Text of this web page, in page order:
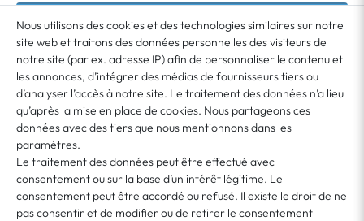
S’ABONNER À LA NEWSLETTER
Vous acceptez que vos données soient utilisées pour l’envoi de notre newsletter. La
newsletter peut être résiliée à tout moment. Vous trouverez de plus amples
informations et indications de révocation dans notreDéclaration de confidentialité
SERVICE CLIENT
Nous utilisons des cookies et des technologies similaires sur notre
site web et traitons des données personnelles des visiteurs de
notre site (par ex. adresse IP) afin de personnaliser le contenu et
les annonces, d’intégrer des médias de fournisseurs tiers ou
d’analyser l’accès à notre site. Le traitement des données n’a lieu
qu’après la mise en place de cookies. Nous partageons ces
données avec des tiers que nous mentionnons dans les
paramètres.
Le traitement des données peut être effectué avec
consentement ou sur la base d’un intérêt légitime. Le
consentement peut être accordé ou refusé. Il existe le droit de ne
pas consentir et de modifier ou de retirer le consentement